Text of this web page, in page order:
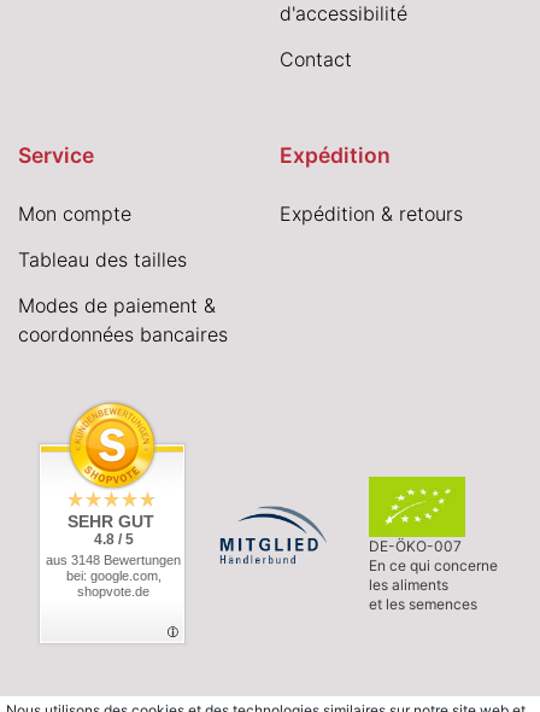
d'accessibilité
Contact
Service
Mon compte
Tableau des tailles
Modes de paiement &
coordonnées bancaires
Expédition
Expédition & retours
SEHR GUT
4.8 / 5
aus 3148 Bewertungen
bei: google.com,
shopvote.de
DE-ÖKO-007
En ce qui concerne
les aliments
et les semences